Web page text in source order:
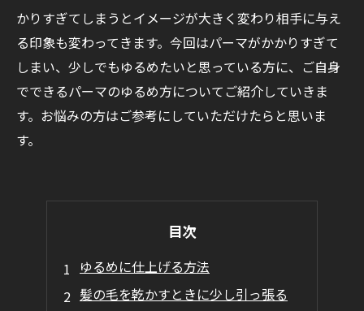
かりすぎてしまうとイメージが大きく変わり相手に与え
る印象も変わってきます。今回はパーマがかかりすぎて
しまい、少しでもゆるめたいと思っている方に、ご自身
でできるパーマのゆるめ方についてご紹介していきま
す。お悩みの方はご参考にしていただけたらと思いま
す。
目次
ゆるめに仕上げる方法
髪の毛を乾かすときに少し引っ張る